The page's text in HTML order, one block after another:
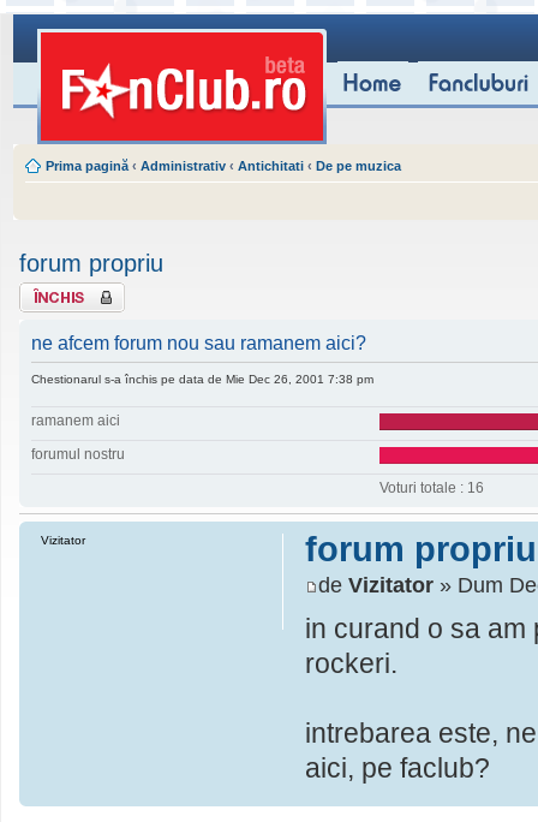
Prima pagină ‹ Administrativ ‹ Antichitati ‹ De pe muzica
forum propriu
Subiect închis
ne afcem forum nou sau ramanem aici?
Chestionarul s-a închis pe data de Mie Dec 26, 2001 7:38 pm
ramanem aici
forumul nostru
Voturi totale : 16
forum propriu
de Vizitator » Dum
in curand o sa am
rockeri.
intrebarea este,
aici, pe faclub?
Vizitator